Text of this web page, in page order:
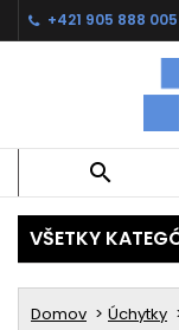
+421 905 888 005

VŠETKY
Domov Úchytky